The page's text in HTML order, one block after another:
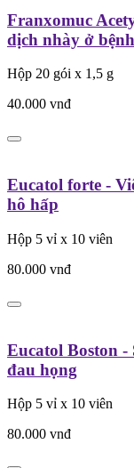
Franxomuc
dịch nhày ở
Hộp 20 gói x 1,5 g
40.000 vnđ
Eucatol forte -
hô hấp
Hộp 5 vỉ x 10 viên
80.000 vnđ
Eucatol Boston
đau họng
Hộp 5 vỉ x 10 viên
80.000 vnđ